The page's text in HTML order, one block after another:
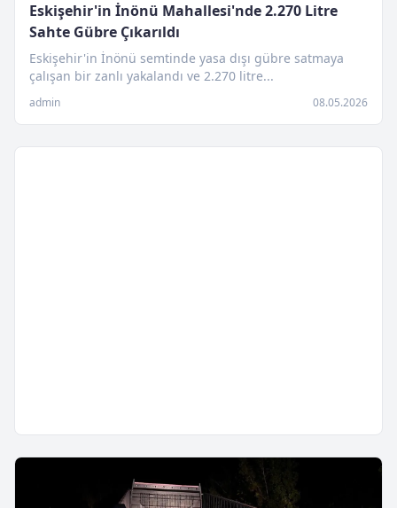
Eskişehir'in İnönü Mahallesi'nde 2.270 Litre
Sahte Gübre Çıkarıldı
Eskişehir'in İnönü semtinde yasa dışı gübre satmaya
çalışan bir zanlı yakalandı ve 2.270 litre...
admin 08.05.2026